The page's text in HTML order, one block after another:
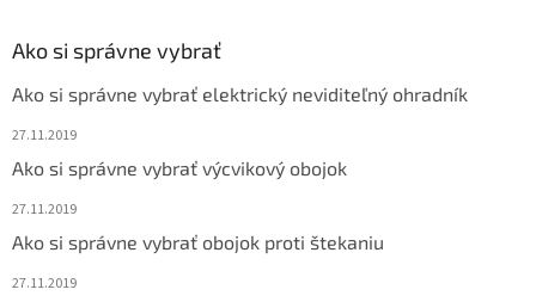
Ako si správne vybrať
Ako si správne vybrať elektrický neviditeľný ohradník
27.11.2019
Ako si správne vybrať výcvikový obojok
27.11.2019
Ako si správne vybrať obojok proti štekaniu
27.11.2019